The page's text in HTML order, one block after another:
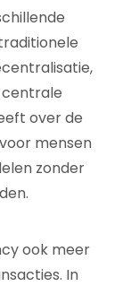
over de
mensen
zonder
ook meer
In